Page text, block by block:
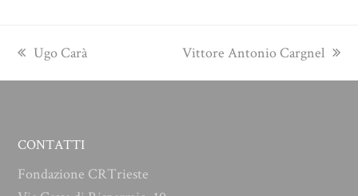
previous
Ugo Carà
next
Vittore Antonio Cargnel
CONTATTI
Fondazione CRTrieste